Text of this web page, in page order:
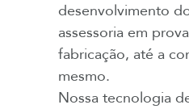
desenvolvimento
assessoria em
fabricação, até a
mesmo.
Nossa tecnologia